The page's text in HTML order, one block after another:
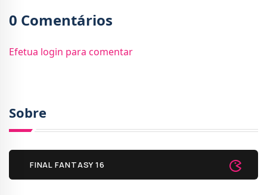
0 Comentários
Efetua login para comentar
Sobre
FINAL FANTASY 16